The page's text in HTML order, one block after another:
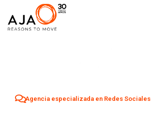
Agencia especializada en Redes Sociales